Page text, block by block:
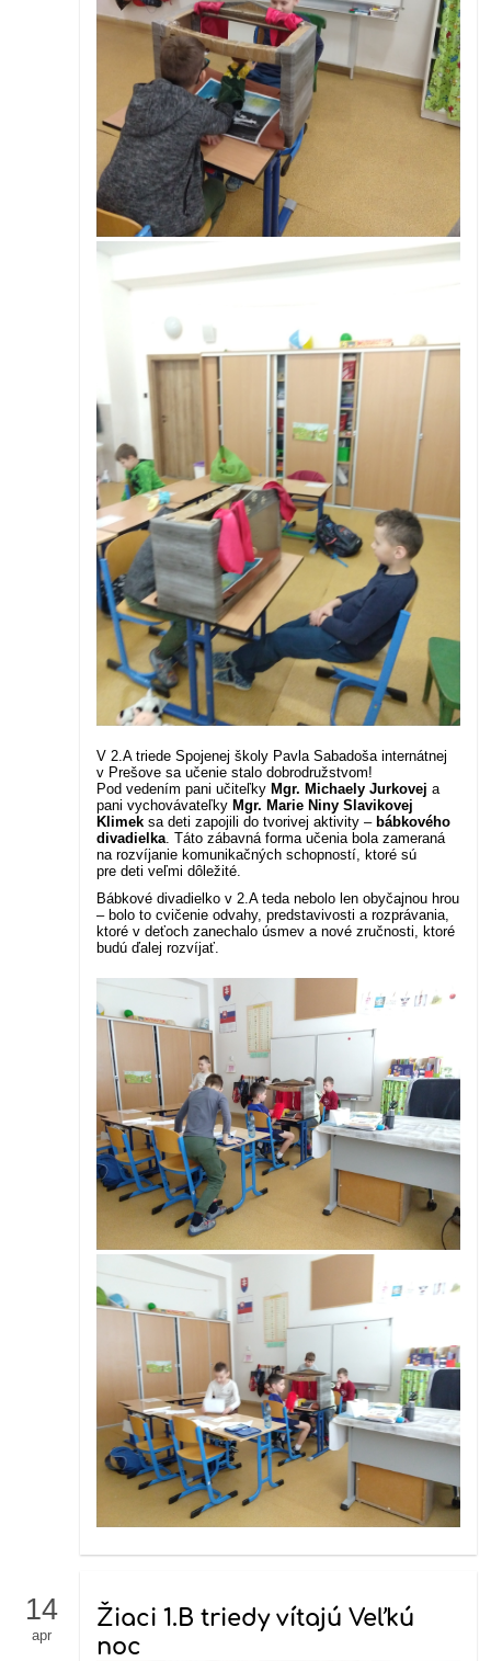
V 2.A triede Spojenej školy Pavla Sabadoša internátnej
v Prešove sa učenie stalo dobrodružstvom!
Pod vedením pani učiteľkyMgr. Michaely Jurkoveja
pani vychovávateľkyMgr. Marie Niny Slavikovej
Klimek sa deti zapojili do tvorivej aktivity –bábkového
divadielka . Táto zábavná forma učenia bola zameraná
na rozvíjanie komunikačných schopností, ktoré sú
pre deti veľmi dôležité.
Bábkové divadielko v 2.A teda nebolo len obyčajnou hrou
– bolo to cvičenie odvahy, predstavivosti a rozprávania,
ktoré v deťoch zanechalo úsmev a nové zručnosti, ktoré
budú ďalej rozvíjať.
14
apr
Žiaci 1.B triedy vítajú Veľkú
noc